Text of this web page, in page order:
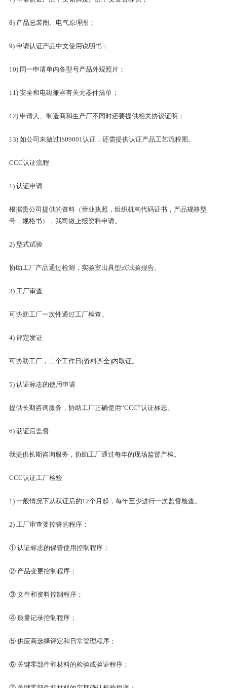
8) 产品总装图、电气原理图；
9) 申请认证产品中文使用说明书；
10) 同一申请单内各型号产品外观照片；
11) 安全和电磁兼容有关元器件清单；
12) 申请人、制造商和生产厂不同时还要提供相关协议证明；
13) 如公司未做过IS09001认证，还需提供认证产品工艺流程图。
CCC认证流程
1) 认证申请
根据贵公司提供的资料（营业执照，组织机构代码证书，产品规格型
号，规格书），我司做上报资料申请。
2) 型式试验
协助工厂产品通过检测，实验室出具型式试验报告。
3) 工厂审查
可协助工厂一次性通过工厂检查。
4) 评定发证
可协助工厂，二个工作日(资料齐全)内取证。
5) 认证标志的使用申请
提供长期咨询服务，协助工厂正确使用“CCC”认证标志。
6) 获证后监督
我提供长期咨询服务，协助工厂通过每年的现场监督产检。
CCC认证工厂检验
1) 一般情况下从获证后的12个月起，每年至少进行一次监督检查。
2) 工厂审查要控管的程序：
① 认证标志的保管使用控制程序；
② 产品变更控制程序；
③ 文件和资料控制程序；
④ 质量记录控制程序；
⑤ 供应商选择评定和日常管理程序；
⑥ 关键零部件和材料的检验或验证程序；